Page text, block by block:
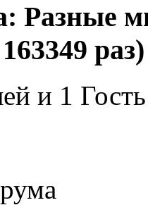
Разные
раз)
и 1